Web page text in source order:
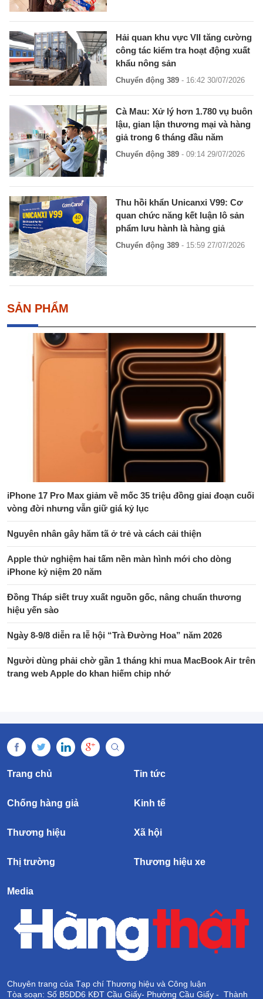
Hải quan khu vực VII tăng cường
công tác kiểm tra hoạt động xuất
khẩu nông sản
Chuyển động 389 - 16:42 30/07/2026
Cà Mau: Xử lý hơn 1.780 vụ buôn
lậu, gian lận thương mại và hàng
giả trong 6 tháng đầu năm
Chuyển động 389 - 09:14 29/07/2026
Thu hồi khẩn Unicanxi V99: Cơ
quan chức năng kết luận lô sản
phẩm lưu hành là hàng giả
Chuyển động 389 - 15:59 27/07/2026
SẢN PHẨM
iPhone 17 Pro Max giảm về mốc 35 triệu đồng giai đoạn cuối
vòng đời nhưng vẫn giữ giá kỷ lục
Nguyên nhân gây hăm tã ở trẻ và cách cải thiện
Apple thử nghiệm hai tấm nền màn hình mới cho dòng
iPhone kỷ niệm 20 năm
Đồng Tháp siết truy xuất nguồn gốc, nâng chuẩn thương
hiệu yến sào
Ngày 8-9/8 diễn ra lễ hội “Trà Đường Hoa” năm 2026
Người dùng phải chờ gần 1 tháng khi mua MacBook Air trên
trang web Apple do khan hiếm chip nhớ
Trang chủ Tin tức
Chống hàng giả Kinh tế
Thương hiệu Xã hội
Thị trường Thương hiệu xe
Media
Chuyên trang của Tạp chí Thương hiệu và Công luận
Tòa soạn: Số B5DD6 KĐT Cầu Giấy- Phường Cầu Giấy - Thành